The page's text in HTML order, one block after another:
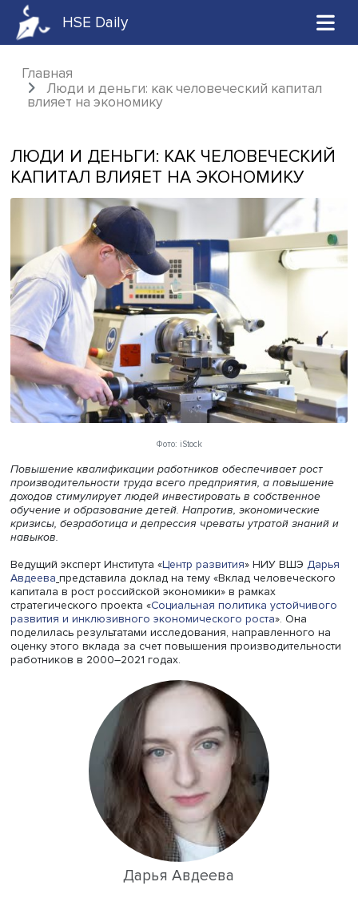
HSE Daily
Главная
Люди и деньги: как человеческий
ЛЮДИ И ДЕНЬГИ: КАК
КАПИТАЛ ВЛИЯЕТ НА ЭКОНОМИКУ
Фото: iStock
Повышение квалификации работников обеспечивает
доходов стимулирует людей инвестировать в
обучение и образование детей. Напротив,
кризисы, безработица и депрессия чреваты утратой
навыков.
Ведущий эксперт Института «Центр развития» НИУ ВШЭ
Авдеева представила доклад на тему «Вклад
капитала в рост российской экономики» в рамках
стратегического проекта «Социальная политика
развития и инклюзивного экономического роста
поделилась результатами исследования,
оценку этого вклада за счет повышения
работников в 2000–2021 годах.